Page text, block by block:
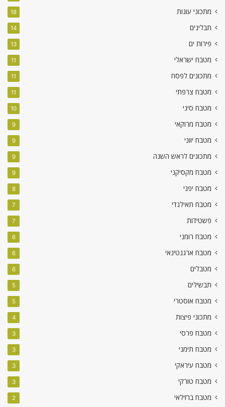
מתכוני עוגות 18
תבלינים 14
פירות ים 13
מטבח ישראלי 11
מתכונים לפסח 11
מטבח צרפתי 11
מטבח סיני 10
מטבח מרוקאי 9
מטבח יווני 9
מתכונים לראש השנה 9
מטבח מקסיקני 9
מטבח יפני 8
מטבח תאילנדי 7
פשטידות 7
מטבח רומני 6
מטבח ארגנטינאי 6
מטבלים 6
תבשילים 5
מטבח אוסטרי 5
מתכוני פיצות 4
מטבח פרסי 3
מטבח תימני 3
מטבח עיראקי 3
מטבח טורקי 3
מטבח ברזילאי 2